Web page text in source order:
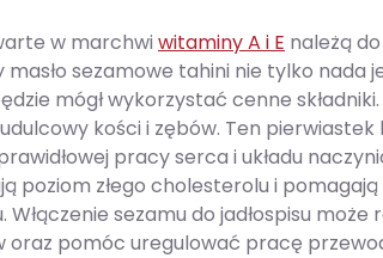
w marchwi witaminy A i E należą
sezamowe tahini nie tylko nada
mógł wykorzystać cenne
kości i zębów. Ten
pracy serca i układu
poziom złego cholesterolu i
Włączenie sezamu do jadłospisu
pomóc uregulować pracę